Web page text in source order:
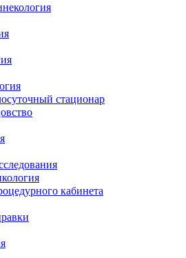
стационар
кабинета